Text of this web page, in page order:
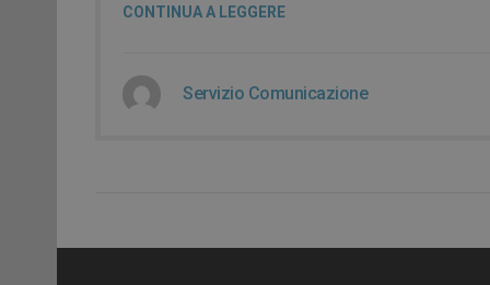
CONTINUA A LEGGERE
Servizio Comunicazione